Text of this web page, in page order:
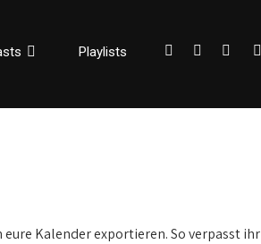
Playlists
Kalender exportieren. So verpasst ihr